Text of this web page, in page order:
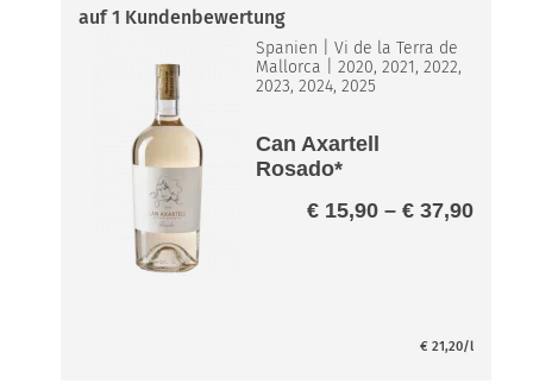
auf1 Kundenbewertung
Spanien |Vi de la Terra de
Mallorca |2020, 2021, 2022,
2023, 2024, 2025
Can Axartell
Rosado*
€15,90 – €37,90
€ 21,20/l